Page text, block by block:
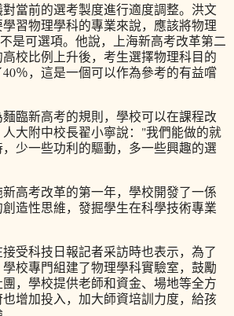
當前的選考製度進行適度調整。洪文
習物理學科的專業來說，應該將物理
是可選項。他說，上海新高考改革第二
校比例上升後，考生選擇物理科目的
％，這是一個可以作為參考的有益嚐
臨新高考的規則，學校可以在課程改
大附中校長翟小寧說："我們能做的就
少一些功利的驅動，多一些興趣的選
高考改革的第一年，學校開發了一係
造性思維，發掘學生在科學技術專業
受科技日報記者采訪時也表示，為了
校專門組建了物理學科實驗室，鼓勵
，學校提供老師和資金、場地等全方
增加投入，加大師資培訓力度，給孩